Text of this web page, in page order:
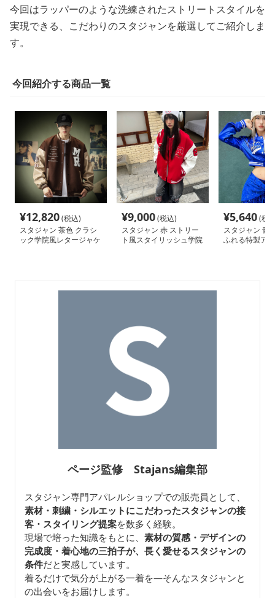
今回はラッパーのような洗練されたストリートスタイルを
実現できる、こだわりのスタジャンを厳選してご紹介しま
す。
今回紹介する商品一覧
¥12,820(税込)
スタジャン 茶色 クラシ
ック学院風レタージャケ
¥9,000(税込)
スタジャン 赤 ストリー
ト風スタイリッシュ学院
¥5,640(税
スタジャン 青
ふれる特製ア
ページ監修 Stajans編集部
スタジャン専門アパレルショップでの販売員として、
素材・刺繍・シルエットにこだわったスタジャンの接
客・スタイリング提案を数多く経験。
現場で培った知識をもとに、 素材の質感・デザインの
完成度・着心地の三拍子が、長く愛せるスタジャンの
条件だと実感しています。
着るだけで気分が上がる一着を—そんなスタジャンと
の出会いをお届けします。